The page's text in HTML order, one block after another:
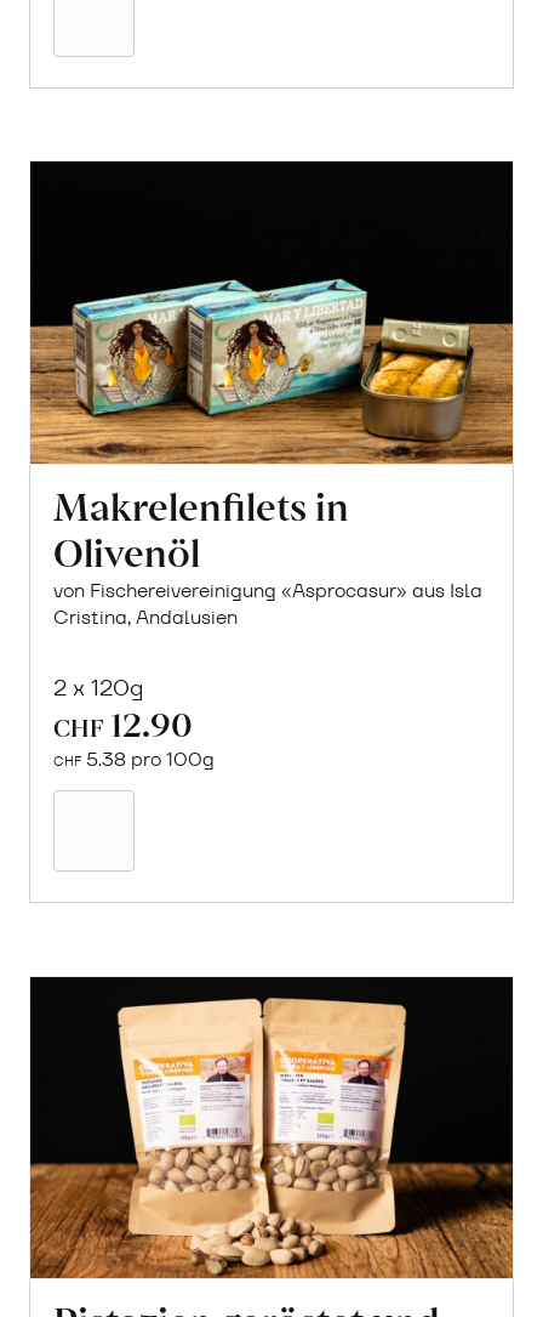
Makrelenfilets in
Olivenöl
von Fischereivereinigung «Asprocasur» aus Isla
Cristina, Andalusien
2 x 120g
CHF 12.90
CHF 5.38 pro 100g